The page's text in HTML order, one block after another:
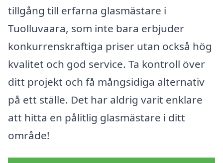
tillgång till erfarna glasmästare i
Tuolluvaara, som inte bara erbjuder
konkurrenskraftiga priser utan också hög
kvalitet och god service. Ta kontroll över
ditt projekt och få mångsidiga alternativ
på ett ställe. Det har aldrig varit enklare
att hitta en pålitlig glasmästare i ditt
område!